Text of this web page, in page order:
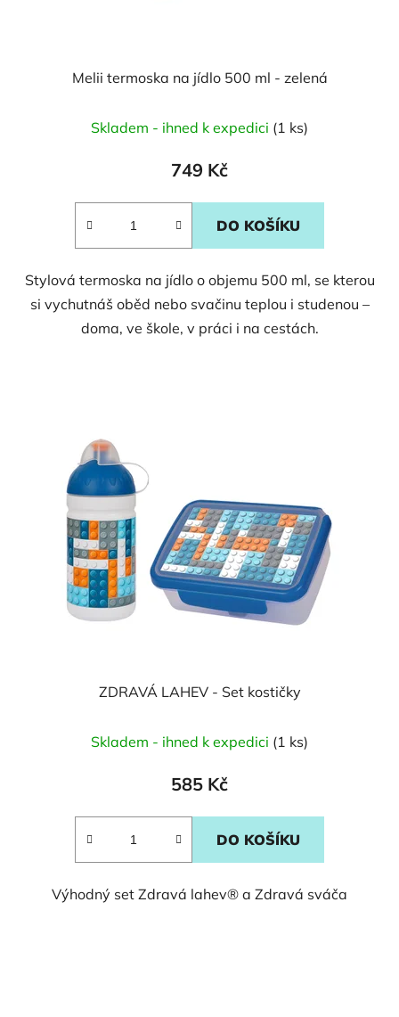
Melii termoska na jídlo 500 ml - zelená
Skladem - ihned k expedici (1 ks)
749 Kč
DO KOŠÍKU
Stylová termoska na jídlo o objemu 500 ml, se kterou
si vychutnáš oběd nebo svačinu teplou i studenou –
doma, ve škole, v práci i na cestách.
ZDRAVÁ LAHEV - Set kostičky
Skladem - ihned k expedici (1 ks)
585 Kč
DO KOŠÍKU
Výhodný set Zdravá lahev® a Zdravá sváča